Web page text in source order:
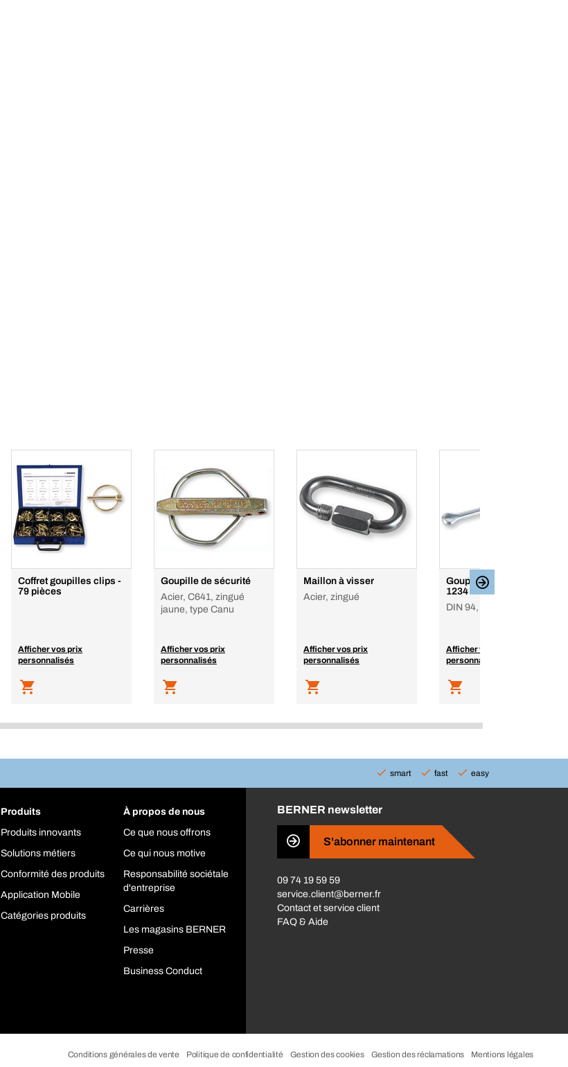
Coffret goupilles clips -
79 pièces
Afficher vos prix
personnalisés
Goupille de sécurité
Acier, C641, zingué
jaune, type Canu
Afficher vos prix
personnalisés
Maillon à visser
Acier, zingué
Afficher vos prix
personnalisés
Goupille fendue ISO
1234
DIN 94, Acier, zingué
Afficher vos prix
personnalisés
smart fast easy
Produits
Produits innovants
Solutions métiers
Conformité des produits
Application Mobile
Catégories produits
À propos de nous
Ce que nous offrons
Ce qui nous motive
Responsabilité sociétale
d'entreprise
Carrières
Les magasins BERNER
Presse
Business Conduct
BERNER newsletter
S'abonner maintenant
09 74 19 59 59
service.client@berner.fr
Contact et service client
FAQ & Aide
Conditions générales de vente Politique de confidentialité Gestion des cookies Gestion des réclamations Mentions légales